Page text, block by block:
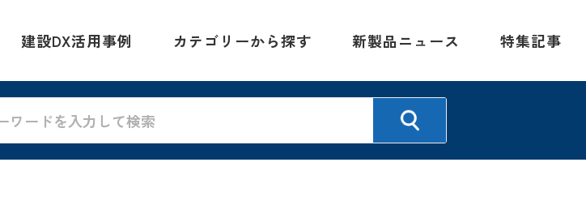
建設DX活用事例 カテゴリーから探す 新製品ニュース 特集記事